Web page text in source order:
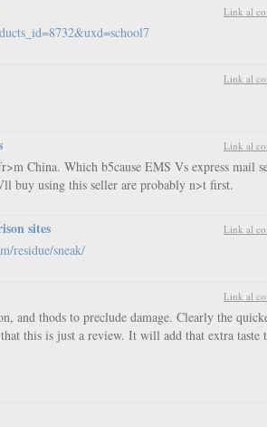
Link al
Link al
Link al
China. Which b5cause EMS Vs express mail
buy using this seller are probably n>t first.
Link al
sites
residue/sneak/
Link al
and thods to preclude damage. Clearly the
this is just a review. It will add that extra taste